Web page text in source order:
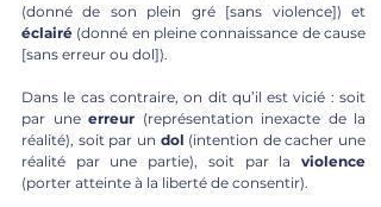
éclairé (donné en pleine connaissance de cause
[sans erreur ou dol]).
Dans le cas contraire, on dit qu’il est vicié : soit
par une erreur (représentation inexacte de la
réalité), soit par un dol (intention de cacher une
réalité par une partie), soit par la
(porter atteinte à la liberté de consentir).